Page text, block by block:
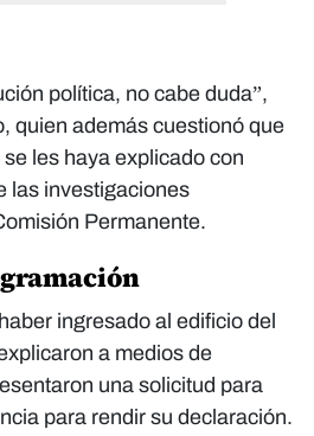
política, no cabe duda”,
quien además cuestionó que
les haya explicado con
las investigaciones
Permanente.
ingresado al edificio del
a medios de
una solicitud para
para rendir su declaración.